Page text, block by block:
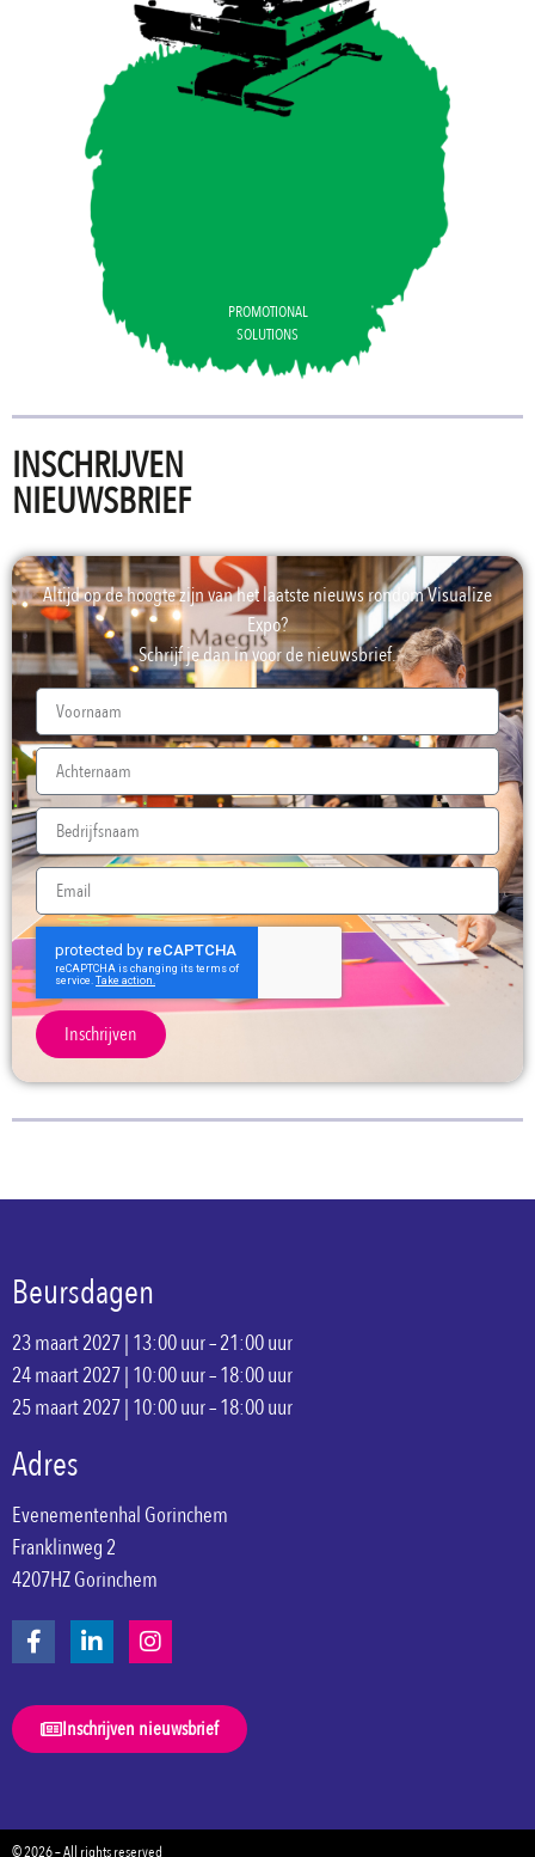
PROMOTIONAL
SOLUTIONS
INSCHRIJVEN
NIEUWSBRIEF
Altijd op de hoogte zijn van het laatste nieuws rondom Visualize
Expo?
Schrijf je dan in voor de nieuwsbrief.
Inschrijven
Beursdagen
23 maart 2027 | 13:00 uur – 21:00 uur
24 maart 2027 | 10:00 uur – 18:00 uur
25 maart 2027 | 10:00 uur – 18:00 uur
Adres
Evenementenhal Gorinchem
Franklinweg 2
4207HZ Gorinchem
Inschrijven nieuwsbrief
© 2026 – All rights reserved